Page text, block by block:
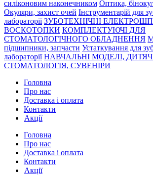
силіконовим наконечником Оптика,
Окуляри, захист очей Інструментарій для
лабораторії ЗУБОТЕХНІЧНІ
ВОСКОТОПКИ КОМПЛЕКТУЮЧІ ДЛЯ
СТОМАТОЛОГІЧНОГО ОБЛАДНЕННЯ
підшипники, запчасти Устаткування для
лабораторії НАВЧАЛЬНІ МОДЕЛІ,
СТОМАТОЛОГІЯ, СУВЕНІРИ
Головна
Про нас
Доставка і оплата
Контакти
Акції
Головна
Про нас
Доставка і оплата
Контакти
Акції